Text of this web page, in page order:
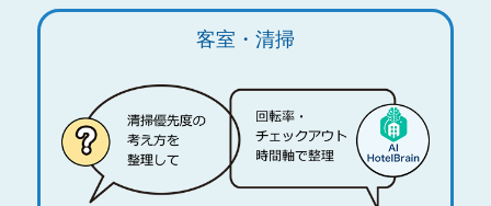
客室・清掃